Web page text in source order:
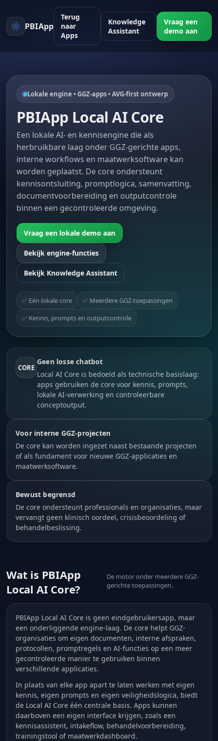
PBIApp
Terug
naar
Apps
Knowledge
Assistant
Vraag een
demo aan
Lokale engine • GGZ-apps • AVG-first ontwerp
PBIApp Local AI Core
Een lokale AI- en kennisengine die als
herbruikbare laag onder GGZ-gerichte apps,
interne workflows en maatwerksoftware kan
worden geplaatst. De core ondersteunt
kennisontsluiting, promptlogica, samenvatting,
documentvoorbereiding en outputcontrole
binnen een gecontroleerde omgeving.
Vraag een lokale demo aan
Bekijk engine-functies
Bekijk Knowledge Assistant
✅ Eén lokale core
✅ Meerdere GGZ-toepassingen
✅ Kennis, prompts en outputcontrole
CORE
Geen losse chatbot
Local AI Core is bedoeld als technische basislaag:
apps gebruiken de core voor kennis, prompts,
lokale AI-verwerking en controleerbare
conceptoutput.
Voor interne GGZ-projecten
De core kan worden ingezet naast bestaande projecten
of als fundament voor nieuwe GGZ-applicaties en
maatwerksoftware.
Bewust begrensd
De core ondersteunt professionals en organisaties, maar
vervangt geen klinisch oordeel, crisisbeoordeling of
behandelbeslissing.
Wat is PBIApp
Local AI Core?
De motor onder meerdere GGZ-
gerichte toepassingen.
PBIApp Local AI Core is geen eindgebruikersapp, maar
een onderliggende engine-laag. De core helpt GGZ-
organisaties om eigen documenten, interne afspraken,
protocollen, promptregels en AI-functies op een meer
gecontroleerde manier te gebruiken binnen
verschillende applicaties.
In plaats van elke app apart te laten werken met eigen
kennis, eigen prompts en eigen veiligheidslogica, biedt
de Local AI Core één centrale basis. Apps kunnen
daarboven een eigen interface krijgen, zoals een
kennisassistent, intakeflow, behandelvoorbereiding,
trainingstool of maatwerkdashboard.